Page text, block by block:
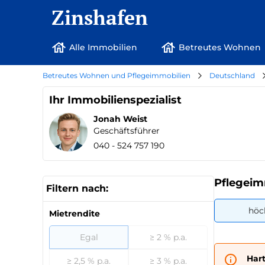
Zinshafen
Alle Immobilien Betreutes Wohnen
Betreutes Wohnen und Pflegeimmobilien Deutschland
Ihr Immobilienspezialist
Jonah Weist
Geschäftsführer
040 - 524 757 190
Filtern nach:
Mietrendite
Egal ≥ 2 % p.a.
≥ 2,5 % p.a. ≥ 3 % p.a.